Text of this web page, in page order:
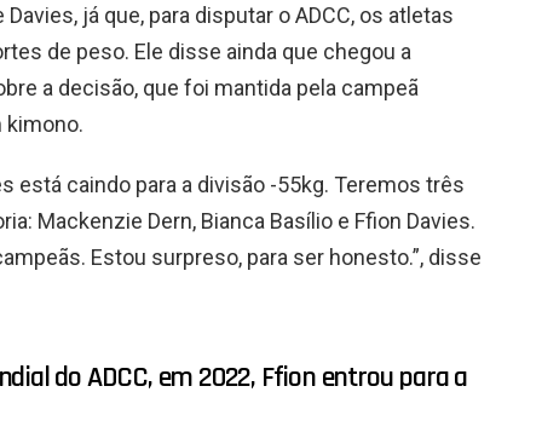
já que, para disputar o ADCC, os atletas
de peso. Ele disse ainda que chegou a
a decisão, que foi mantida pela campeã
kimono.
está caindo para a divisão -55kg. Teremos três
Mackenzie Dern, Bianca Basílio e Ffion Davies.
Estou surpreso, para ser honesto.”, disse
do ADCC, em 2022, Ffion entrou para a